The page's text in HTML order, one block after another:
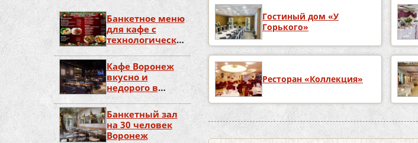
Банкетное меню
для кафе с
технологическими
картами
Кафе Воронеж
вкусно и
недорого в
центре
Банкетный зал
на 30 человек
Воронеж
Гостиный дом «У
Горького»
Ресторан «Коллекция»